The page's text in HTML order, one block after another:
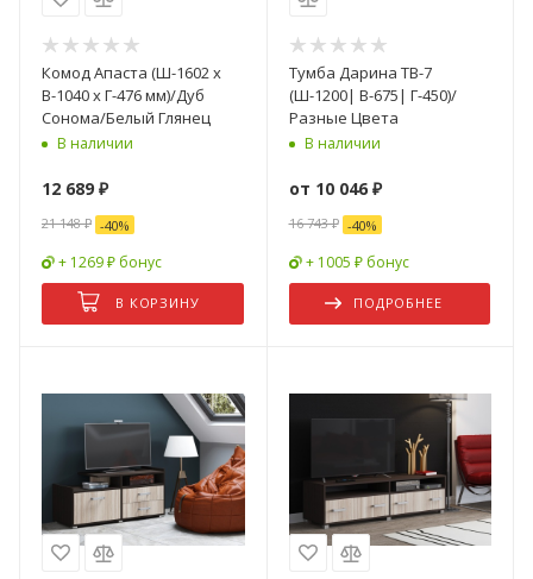
Комод Апаста (Ш-1602 x
В-1040 x Г-476 мм)/Дуб
Сонома/Белый Глянец
В наличии
12 689 ₽
21 148₽ -40%
+ 1269 ₽ бонус
В КОРЗИНУ
Тумба Дарина ТВ-7
(Ш-1200| В-675| Г-450)/
Разные Цвета
В наличии
от 10 046 ₽
16 743 ₽ -40%
+ 1005 ₽ бонус
ПОДРОБНЕЕ